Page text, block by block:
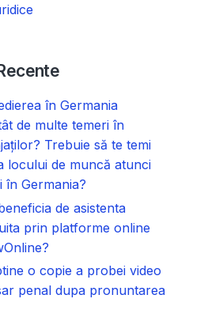
în Germania
de multe temeri în
Trebuie să te temi
locului de muncă atunci
în Germania?
de asistenta
prin platforme online
o copie a probei video
penal dupa pronuntarea